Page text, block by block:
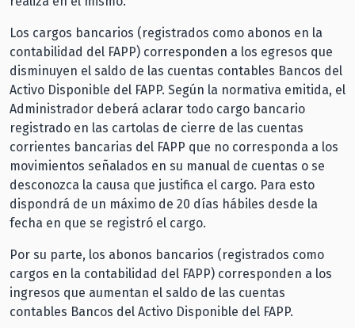
Los cargos bancarios (registrados como abonos en la
contabilidad del FAPP) corresponden a los egresos que
disminuyen el saldo de las cuentas contables Bancos del
Activo Disponible del FAPP. Según la normativa emitida, el
Administrador deberá aclarar todo cargo bancario
registrado en las cartolas de cierre de las cuentas
corrientes bancarias del FAPP que no corresponda a los
movimientos señalados en su manual de cuentas o se
desconozca la causa que justifica el cargo. Para esto
dispondrá de un máximo de 20 días hábiles desde la
fecha en que se registró el cargo.
Por su parte, los abonos bancarios (registrados como
cargos en la contabilidad del FAPP) corresponden a los
ingresos que aumentan el saldo de las cuentas
contables Bancos del Activo Disponible del FAPP.